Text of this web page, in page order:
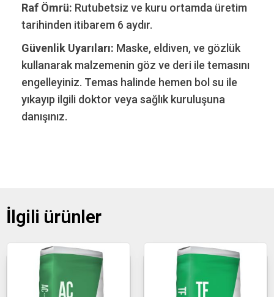
Raf Ömrü: Rutubetsiz ve kuru ortamda üretim
tarihinden itibarem 6 aydır.
Güvenlik Uyarıları: Maske, eldiven, ve gözlük
kullanarak malzemenin göz ve deri ile temasını
engelleyiniz. Temas halinde hemen bol su ile
yıkayıp ilgili doktor veya sağlık kuruluşuna
danışınız.
İlgili ürünler